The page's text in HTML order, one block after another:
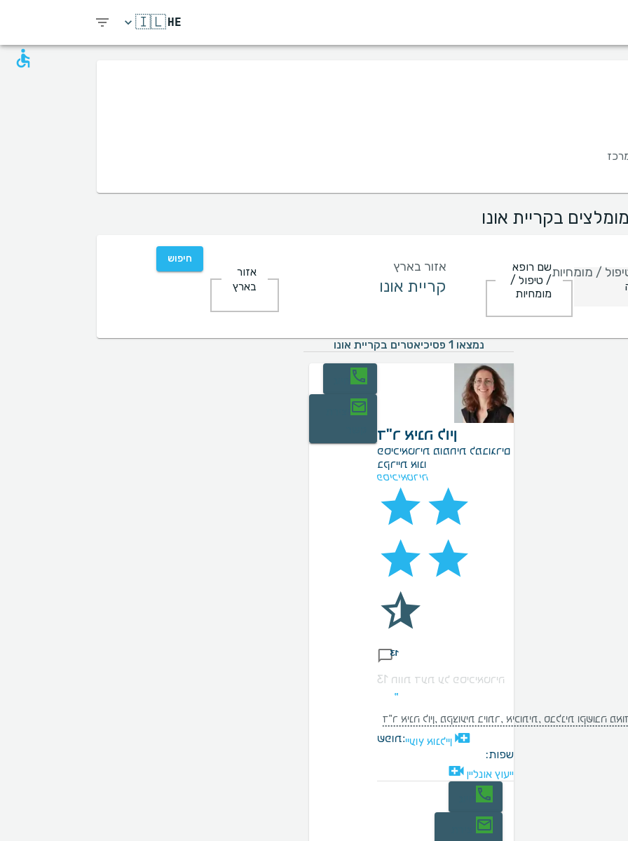
HE
🇮🇱
בקריית אונו
/ מומחיותשם רופא
/ טיפול /
מומחיות
אזור בארץ
אזור
בארץ
חיפוש
נמצאו 1 פסיכיאטרים בקריית אונו
ד"ר אינה לוין
פסיכיאטרית מומחית למבוגרים
בקריית אונו
פסיכיאטריה
13
13 חוות דעת על פסיכיאטריה
למטופל/ת, ברגישות. פשוט אומנית בתחומה. ממליץ בחום!!
שפות:ייעוץ אונליין
שפות:
ייעוץ אונליין